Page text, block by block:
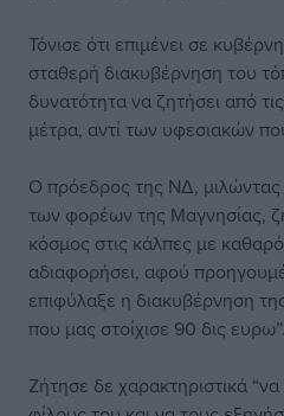
Τόνισε ότι επιμένει σε
σταθερή διακυβέρνηση του
δυνατότητα να ζητήσει από
μέτρα, αντί των υφεσιακών
Ο πρόεδρος της ΝΔ,
των φορέων της Μαγνησίας,
κόσμος στις κάλπες με
αδιαφορήσει, αφού
επιφύλαξε η διακυβέρνηση
που μας στοίχισε 90 δις ευρω”.
Ζήτησε δε χαρακτηριστικά